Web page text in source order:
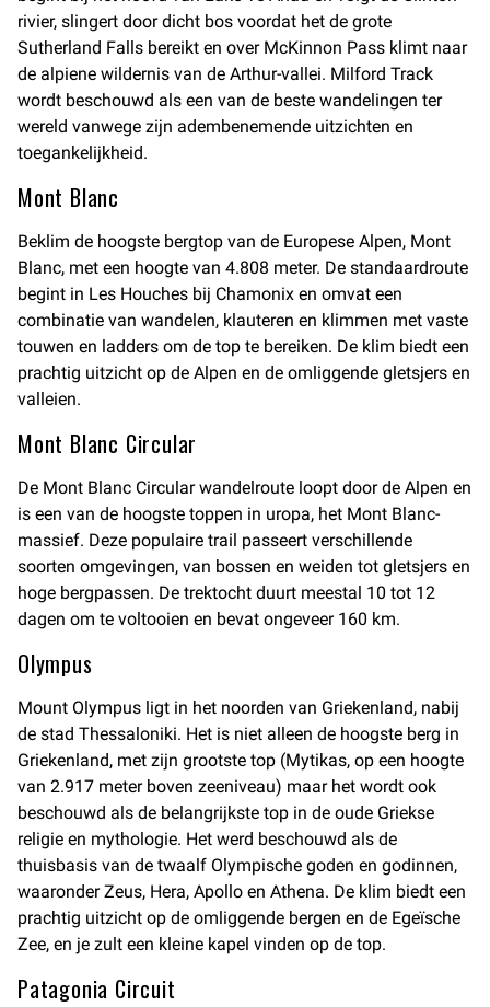
rivier, slingert door dicht bos voordat het de grote
Sutherland Falls bereikt en over McKinnon Pass klimt naar
de alpiene wildernis van de Arthur-vallei. Milford Track
wordt beschouwd als een van de beste wandelingen ter
wereld vanwege zijn adembenemende uitzichten en
toegankelijkheid.
Mont Blanc
Beklim de hoogste bergtop van de Europese Alpen, Mont
Blanc, met een hoogte van 4.808 meter. De standaardroute
begint in Les Houches bij Chamonix en omvat een
combinatie van wandelen, klauteren en klimmen met vaste
touwen en ladders om de top te bereiken. De klim biedt een
prachtig uitzicht op de Alpen en de omliggende gletsjers en
valleien.
Mont Blanc Circular
De Mont Blanc Circular wandelroute loopt door de Alpen en
is een van de hoogste toppen in uropa, het Mont Blanc-
massief. Deze populaire trail passeert verschillende
soorten omgevingen, van bossen en weiden tot gletsjers en
hoge bergpassen. De trektocht duurt meestal 10 tot 12
dagen om te voltooien en bevat ongeveer 160 km.
Olympus
Mount Olympus ligt in het noorden van Griekenland, nabij
de stad Thessaloniki. Het is niet alleen de hoogste berg in
Griekenland, met zijn grootste top (Mytikas, op een hoogte
van 2.917 meter boven zeeniveau) maar het wordt ook
beschouwd als de belangrijkste top in de oude Griekse
religie en mythologie. Het werd beschouwd als de
thuisbasis van de twaalf Olympische goden en godinnen,
waaronder Zeus, Hera, Apollo en Athena. De klim biedt een
prachtig uitzicht op de omliggende bergen en de Egeïsche
Zee, en je zult een kleine kapel vinden op de top.
Patagonia Circuit